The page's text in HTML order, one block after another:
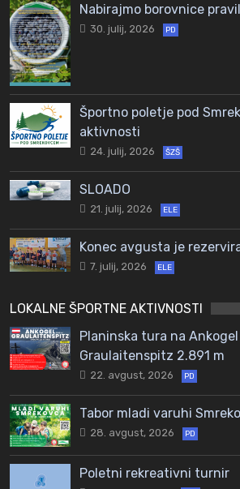
Nabirajmo borovnice
30. julij, 2026 PD
Športno poletje pod
aktivnosti
24. julij, 2026 ŠZŠ
SLOADO
21. julij, 2026 ELE
Konec avgusta je
7. julij, 2026 ELE
LOKALNE ŠPORTNE AKTIVNOSTI
Planinska tura na
Graulaitenspitz 2.891 m
22. avgust, 2026 PD
Tabor mladi varuhi
28. avgust, 2026 PD
Poletni rekreativni turnir